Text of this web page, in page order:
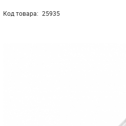
Код товара: 25935